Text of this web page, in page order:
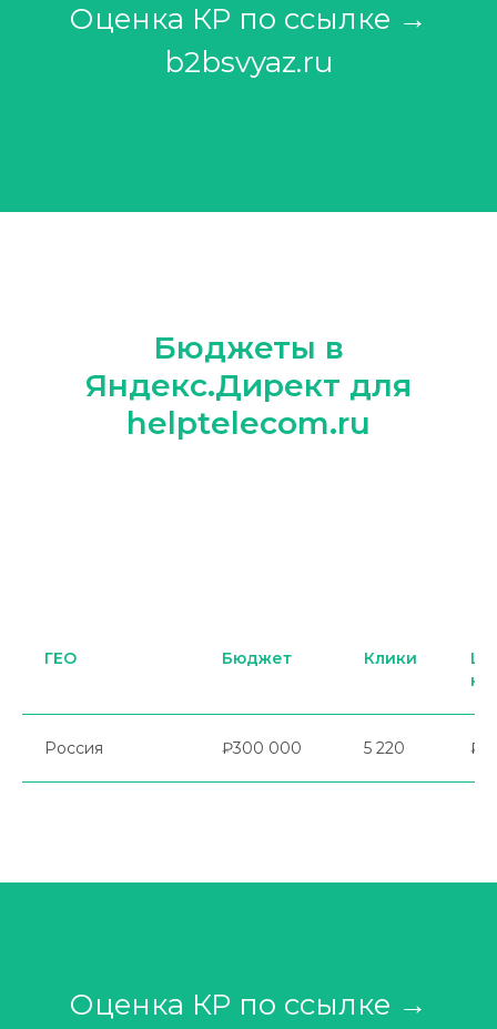
Оценка КР по ссылке →
b2bsvyaz.ru
Бюджеты в
Яндекс.Директ для
helptelecom.ru
ГЕО Бюджет Клики
Россия ₽300 000 5 220
Оценка КР по ссылке →